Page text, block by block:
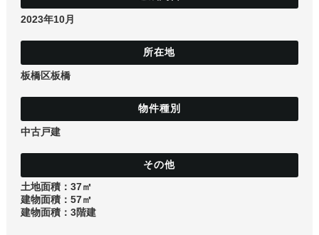
お気に入り物件一覧
物件閲覧履歴
物件を探す
条件から探す
学区から探す
新築戸建て
マンション
2023年10月
板橋区板橋
中古戸建
土地面積：37㎡
建物面積：57㎡
建物面積：3階建